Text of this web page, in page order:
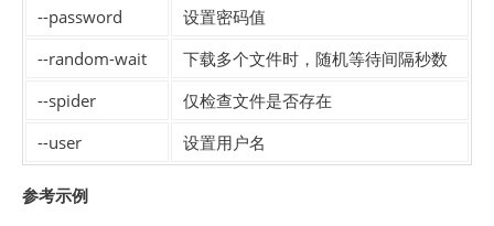
--password
设置密码值
--random-wait
下载多个文件时，随机等待间隔秒数
--spider
仅检查文件是否存在
--user
设置用户名
参考示例